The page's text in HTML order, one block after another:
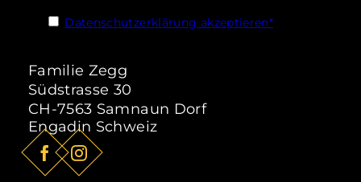
20.09.2026 in Samnaun gültig ist.
Datenschutzerklärung akzeptieren*
Familie Zegg
Südstrasse 30
CH-7563 Samnaun Dorf
Engadin Schweiz